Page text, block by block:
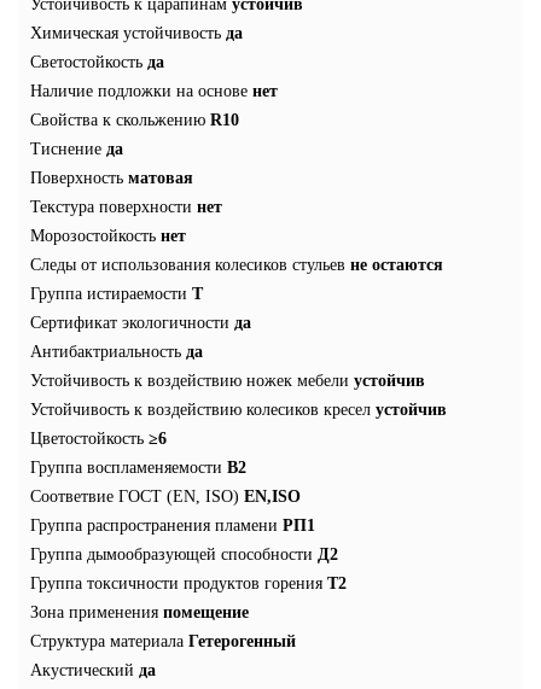
Устойчивость к царапинам устойчив
Химическая устойчивость да
Светостойкость да
Наличие подложки на основе нет
Свойства к скольжению R10
Тиснение да
Поверхность матовая
Текстура поверхности нет
Морозостойкость нет
Следы от использования колесиков стульев не остаются
Группа истираемости T
Сертификат экологичности да
Антибактриальность да
Устойчивость к воздействию ножек мебели устойчив
Устойчивость к воздействию колесиков кресел устойчив
Цветостойкость ≥6
Группа воспламеняемости В2
Соответвие ГОСТ (EN, ISO) EN,ISO
Группа распространения пламени РП1
Группа дымообразующей способности Д2
Группа токсичности продуктов горения Т2
Зона применения помещение
Структура материала Гетерогенный
Акустический да